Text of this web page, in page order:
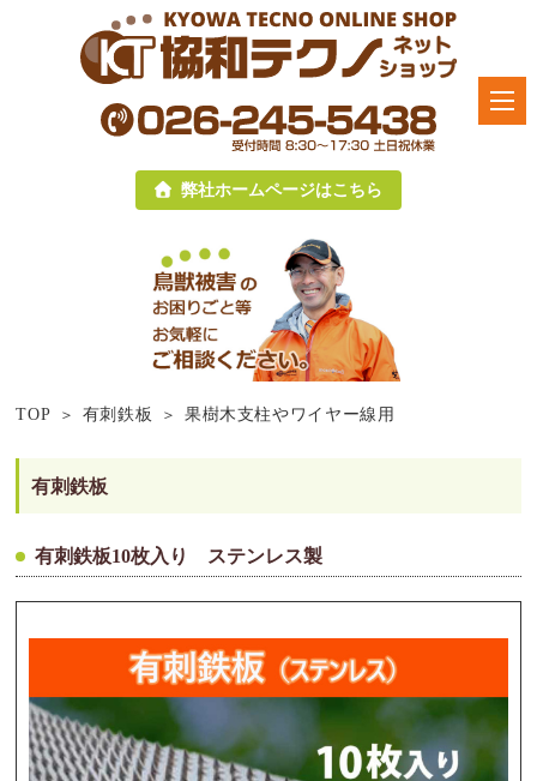
弊社ホームページはこちら
TOP 有刺鉄板 果樹木支柱やワイヤー線用
有刺鉄板
有刺鉄板10枚入り ステンレス製